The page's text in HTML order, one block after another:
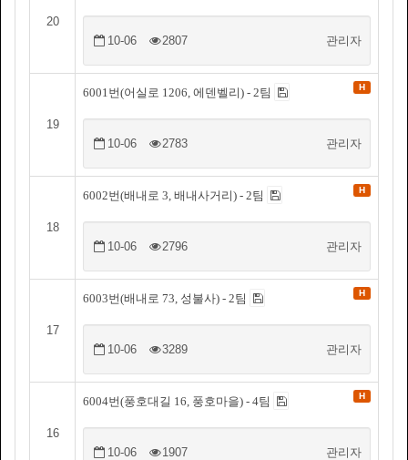
20
10-06 2807 관리자
19
6001번(어실로 1206, 에덴벨리) - 2팀 H
10-06 2783 관리자
18
6002번(배내로 3, 배내사거리) - 2팀 H
10-06 2796 관리자
17
6003번(배내로 73, 성불사) - 2팀 H
10-06 3289 관리자
16
6004번(풍호대길 16, 풍호마을) - 4팀 H
10-06 1907 관리자